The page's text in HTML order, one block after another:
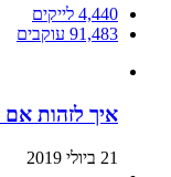
4,440 לייקים
91,483 עוקבים
איך לזהות אם
21 ביולי 2019